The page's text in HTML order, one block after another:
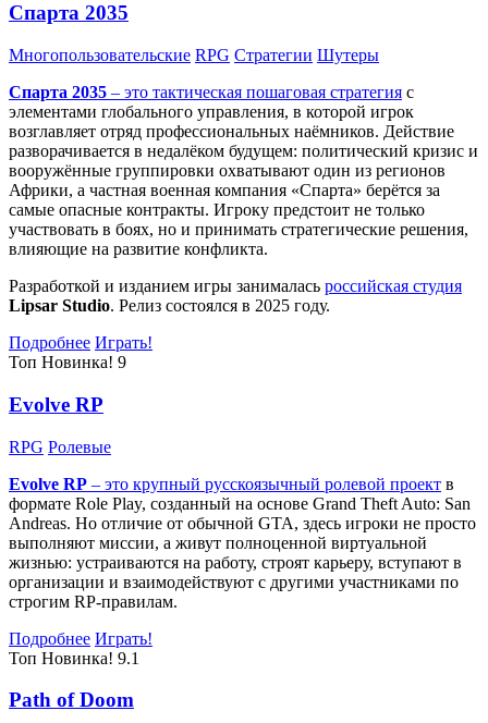
Спарта 2035
Многопользовательские RPG Стратегии Шутеры
Спарта 2035 – это тактическая пошаговая стратегия с
элементами глобального управления, в которой игрок
возглавляет отряд профессиональных наёмников. Действие
разворачивается в недалёком будущем: политический кризис и
вооружённые группировки охватывают один из регионов
Африки, а частная военная компания «Спарта» берётся за
самые опасные контракты. Игроку предстоит не только
участвовать в боях, но и принимать стратегические решения,
влияющие на развитие конфликта.
Разработкой и изданием игры занималась российская студия
Lipsar Studio. Релиз состоялся в 2025 году.
Подробнее Играть!
Топ Новинка! 9
Evolve RP
RPG Ролевые
Evolve RP – это крупный русскоязычный ролевой проект в
формате Role Play, созданный на основе Grand Theft Auto: San
Andreas. Но отличие от обычной GTA, здесь игроки не просто
выполняют миссии, а живут полноценной виртуальной
жизнью: устраиваются на работу, строят карьеру, вступают в
организации и взаимодействуют с другими участниками по
строгим RP-правилам.
Подробнее Играть!
Топ Новинка! 9.1
Path of Doom